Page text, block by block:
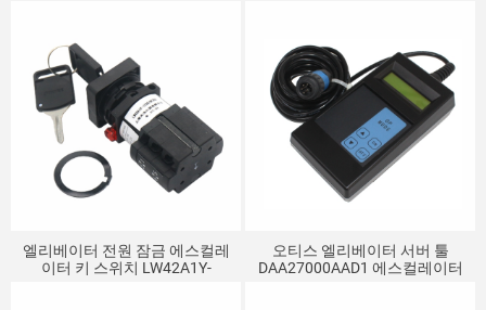
엘리베이터 전원 잠금 에스컬레
이터 키 스위치 LW42A1Y-
오티스 엘리베이터 서버 툴
DAA27000AAD1 에스컬레이터